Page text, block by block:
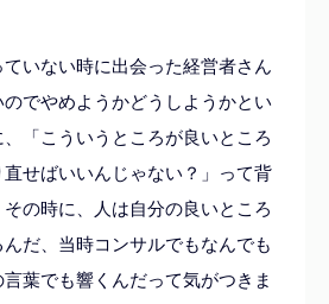
いない時に出会った経営者さん
でやめようかどうしようかとい
「こういうところが良いところ
せばいいんじゃない？」って背
の時に、人は自分の良いところ
だ、当時コンサルでもなんでも
葉でも響くんだって気がつきま